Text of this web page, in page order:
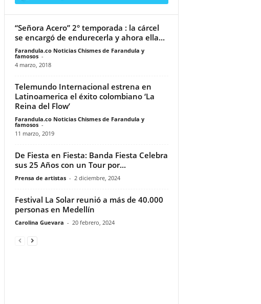
“Señora Acero” 2° temporada : la cárcel
se encargó de endurecerla y ahora ella...
Farandula.co Noticias Chismes de Farandula y
famosos -
4 marzo, 2018
Telemundo Internacional estrena en
Latinoamerica el éxito colombiano ‘La
Reina del Flow’
Farandula.co Noticias Chismes de Farandula y
famosos -
11 marzo, 2019
De Fiesta en Fiesta: Banda Fiesta Celebra
sus 25 Años con un Tour por...
Prensa de artistas - 2 diciembre, 2024
Festival La Solar reunió a más de 40.000
personas en Medellín
Carolina Guevara - 20 febrero, 2024